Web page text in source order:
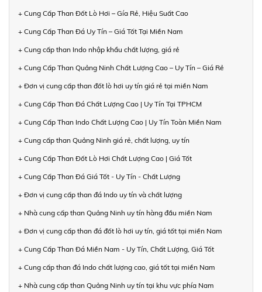
+ Cung Cấp Than Đốt Lò Hơi – Gía Rẻ, Hiệu Suất Cao
+ Cung Cấp Than Đá Uy Tín – Giá Tốt Tại Miền Nam
+ Cung cấp than Indo nhập khẩu chất lượng, giá rẻ
+ Cung Cấp Than Quảng Ninh Chất Lượng Cao – Uy Tín – Giá Rẻ
+ Đơn vị cung cấp than đốt lò hơi uy tín giá rẻ tại miền Nam
+ Cung Cấp Than Đá Chất Lượng Cao | Uy Tín Tại TPHCM
+ Cung Cấp Than Indo Chất Lượng Cao | Uy Tín Toàn Miền Nam
+ Cung cấp than Quảng Ninh giá rẻ, chất lượng, uy tín
+ Cung Cấp Than Đốt Lò Hơi Chất Lượng Cao | Giá Tốt
+ Cung Cấp Than Đá Giá Tốt - Uy Tín - Chất Lượng
+ Đơn vị cung cấp than đá Indo uy tín và chất lượng
+ Nhà cung cấp than Quảng Ninh uy tín hàng đầu miền Nam
+ Đơn vị cung cấp than đá đốt lò hơi uy tín, giá tốt tại miền Nam
+ Cung Cấp Than Đá Miền Nam - Uy Tín, Chất Lượng, Giá Tốt
+ Cung cấp than đá Indo chất lượng cao, giá tốt tại miền Nam
+ Nhà cung cấp than Quảng Ninh uy tín tại khu vực phía Nam